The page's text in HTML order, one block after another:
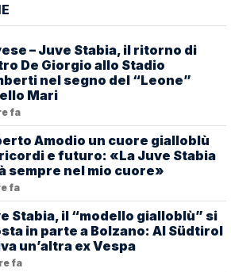
– Juve Stabia, il ritorno di
De Giorgio allo Stadio
nel segno del “Leone”
Mari
fa
Amodio un cuore gialloblù
e futuro: «La Juve Stabia
sempre nel mio cuore»
fa
Stabia, il “modello gialloblù” si
in parte a Bolzano: Al Südtirol
un’altra ex Vespa
fa